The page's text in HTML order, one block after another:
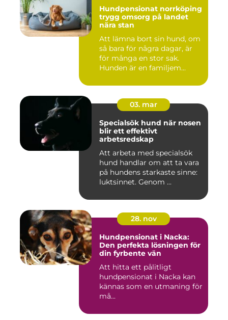
Hundpensionat norrköping
trygg omsorg på landet
nära stan
Att lämna bort sin hund, om
så bara för några dagar, är
för många en stor sak.
Hunden är en familjem...
03. mar
Specialsök hund när nosen
blir ett effektivt
arbetsredskap
Att arbeta med specialsök
hund handlar om att ta vara
på hundens starkaste sinne:
luktsinnet. Genom ...
28. nov
Hundpensionat i Nacka:
Den perfekta lösningen för
din fyrbente vän
Att hitta ett pålitligt
hundpensionat i Nacka kan
kännas som en utmaning för
må...